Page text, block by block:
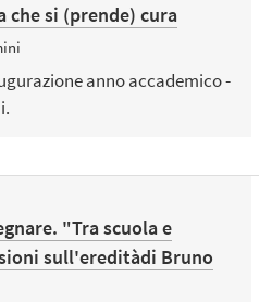
si (prende) cura
anno accademico -
"Tra scuola e
sull'ereditàdi Bruno